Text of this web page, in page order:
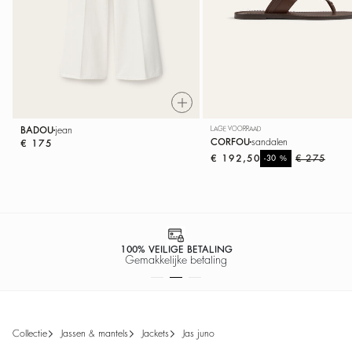
BADOU jean
€ 175
LAGE VOORRAAD
CORFOUsandalen
€ 275
-30%
€ 192,50
100% VEILIGE BETALING
Gemakkelijke betaling
collectie jassen & mantels jackets jas juno